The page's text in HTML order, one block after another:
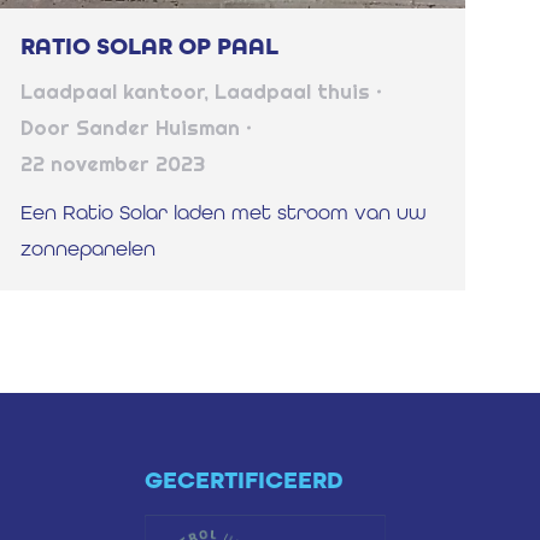
RATIO SOLAR OP PAAL
Laadpaal kantoor, Laadpaal thuis
Door Sander Huisman
22 november 2023
Een Ratio Solar laden met stroom van uw
zonnepanelen
GECERTIFICEERD